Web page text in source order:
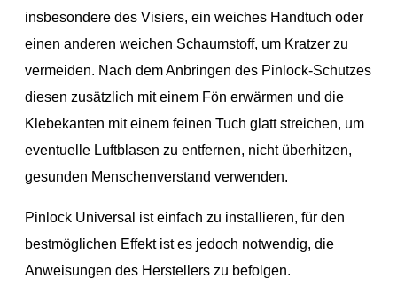
insbesondere des Visiers, ein weiches Handtuch oder
einen anderen weichen Schaumstoff, um Kratzer zu
vermeiden. Nach dem Anbringen des Pinlock-Schutzes
diesen zusätzlich mit einem Fön erwärmen und die
Klebekanten mit einem feinen Tuch glatt streichen, um
eventuelle Luftblasen zu entfernen, nicht überhitzen,
gesunden Menschenverstand verwenden.
Pinlock Universal ist einfach zu installieren, für den
bestmöglichen Effekt ist es jedoch notwendig, die
Anweisungen des Herstellers zu befolgen.